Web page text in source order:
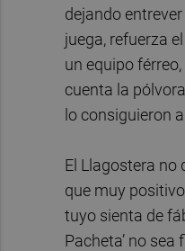
dejando
juega, refuerza
un equipo
cuenta la
lo consiguieron
El Llagostera no
que muy
tuyo sienta de
Pacheta’ no